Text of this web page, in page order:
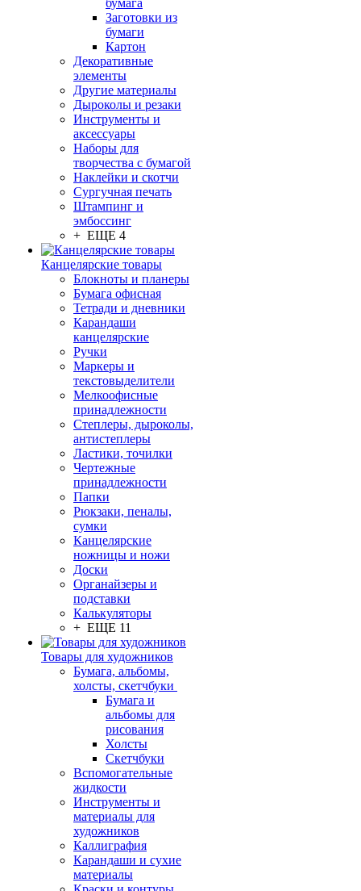
бумага
Заготовки из
бумаги
Картон
Декоративные
элементы
Другие материалы
Дыроколы и резаки
Инструменты и
аксессуары
Наборы для
творчества с бумагой
Наклейки и скотчи
Сургучная печать
Штампинг и
эмбоссинг
+ ЕЩЕ 4
Канцелярские товары
Блокноты и планеры
Бумага офисная
Тетради и дневники
Карандаши
канцелярские
Ручки
Маркеры и
текстовыделители
Мелкоофисные
принадлежности
Степлеры, дыроколы,
антистеплеры
Ластики, точилки
Чертежные
принадлежности
Папки
Рюкзаки, пеналы,
сумки
Канцелярские
ножницы и ножи
Доски
Органайзеры и
подставки
Калькуляторы
+ ЕЩЕ 11
Товары для художников
Бумага, альбомы,
холсты, скетчбуки
Бумага и
альбомы для
рисования
Холсты
Скетчбуки
Вспомогательные
жидкости
Инструменты и
материалы для
художников
Каллиграфия
Карандаши и сухие
материалы